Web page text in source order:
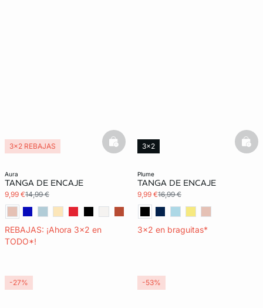
aura
TANGA DE ENCAJE
9,99 €14,99 €
REBAJAS: ¡Ahora 3x2 en
TODO*!
3x2 REBAJAS basketfull
plume
TANGA DE ENCAJE
9,99 €16,99 €
3x2 en braguitas*
3x2
-27% -53%